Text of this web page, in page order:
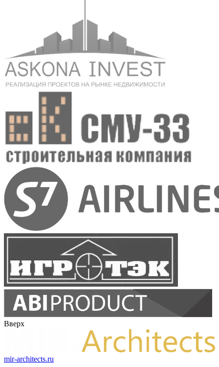
Вверх
mir-architects.ru